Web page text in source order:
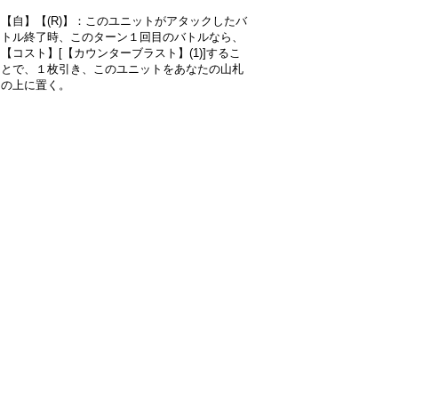
【自】【(R)】：このユニットがアタックしたバ
トル終了時、このターン１回目のバトルなら、
【コスト】[【カウンターブラスト】(1)]するこ
とで、１枚引き、このユニットをあなたの山札
の上に置く。